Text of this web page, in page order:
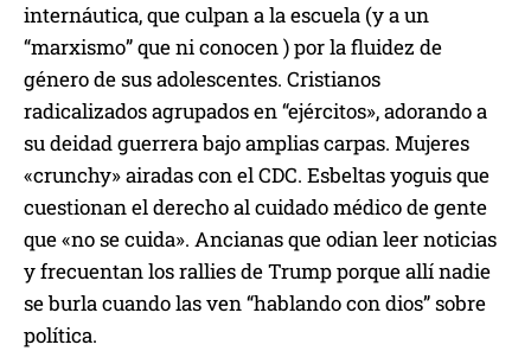
internáutica, que culpan a la escuela (y a un
“marxismo” que ni conocen ) por la fluidez de
género de sus adolescentes. Cristianos
radicalizados agrupados en “ejércitos», adorando a
su deidad guerrera bajo amplias carpas. Mujeres
«crunchy» airadas con el CDC. Esbeltas yoguis que
cuestionan el derecho al cuidado médico de gente
que «no se cuida». Ancianas que odian leer noticias
y frecuentan los rallies de Trump porque allí nadie
se burla cuando las ven “hablando con dios” sobre
política.